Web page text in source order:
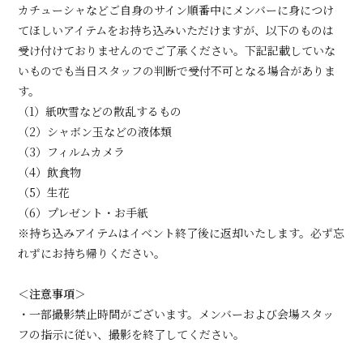
カチューシャなどご自身のサイン順番中にメンバーに身につけ
てほしいアイテムをお持ち込みいただけますが、以下のものは
受け付けておりませんのでご了承ください。下記記載していな
いものでも当日スタッフの判断で受付不可となる場合がありま
す。
（1）紙吹雪などの散乱するもの
（2）シャボン玉などの液体類
（3）フィルムカメラ
（4）飲食物
（5）生花
（6）プレゼント・お手紙
※持ち込みアイテムはイベント終了後に返却いたします。必ず忘
れずにお持ち帰りください。
＜注意事項＞
・一部撮影禁止時間がございます。メンバーおよび会場スタッ
フの指示に従い、撮影を終了してください。